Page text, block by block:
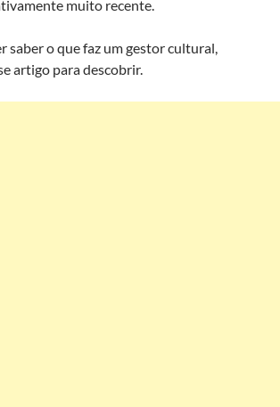
muito recente.
saber o que faz um gestor cultural,
artigo para descobrir.